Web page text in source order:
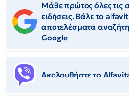
Μάθε πρώτος όλες τις
ειδήσεις. Βάλε το
αποτελέσματα
Google
Ακολουθήστε το